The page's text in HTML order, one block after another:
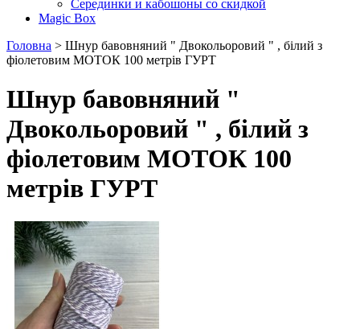
Серединки и кабошоны со скидкой
Magic Box
Головна > Шнур бавовняний " Двокольоровий " , білий з
фіолетовим МОТОК 100 метрів ГУРТ
Шнур бавовняний "
Двокольоровий " , білий з
фіолетовим МОТОК 100
метрів ГУРТ